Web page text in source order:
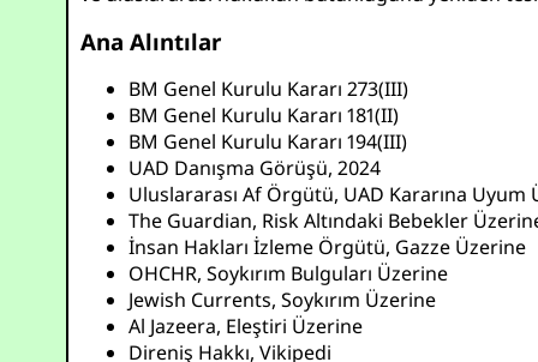
Ana Alıntılar
BM Genel Kurulu Kararı 273(III)
BM Genel Kurulu Kararı 181(II)
BM Genel Kurulu Kararı 194(III)
UAD Danışma Görüşü, 2024
Uluslararası Af Örgütü, UAD Kararına Uyum
The Guardian, Risk Altındaki Bebekler
İnsan Hakları İzleme Örgütü, Gazze Üzerine
OHCHR, Soykırım Bulguları Üzerine
Jewish Currents, Soykırım Üzerine
Al Jazeera, Eleştiri Üzerine
Direniş Hakkı, Vikipedi